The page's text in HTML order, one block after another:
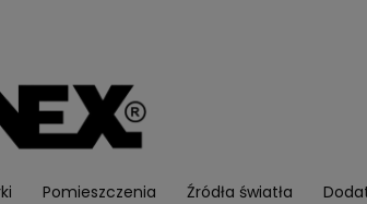
Pomieszczenia Źródła światła